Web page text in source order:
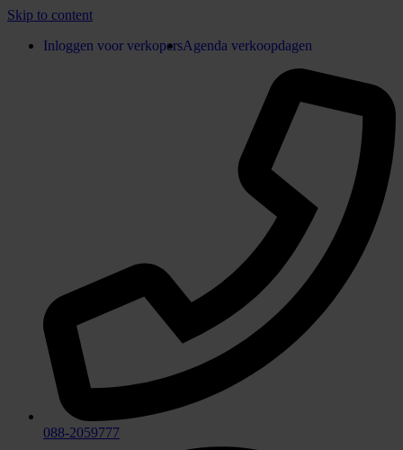
Skip to content
Inloggen voor verkopersAgenda verkoopdagen
088-2059777